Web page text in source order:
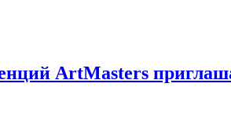
ArtMasters